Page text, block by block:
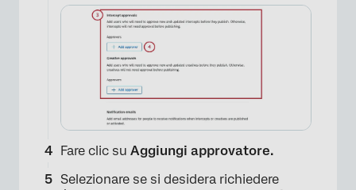
Fare clic su Aggiungi approvatore.
Selezionare se si desidera richiedere